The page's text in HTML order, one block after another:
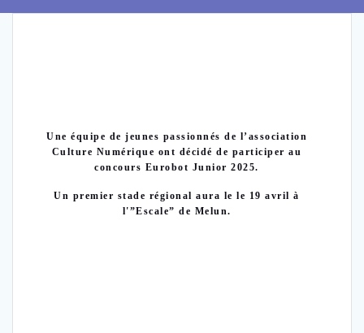
Une équipe de jeunes passionnés de l’association
Culture Numérique ont décidé de participer au
concours Eurobot Junior 2025.
Un premier stade régional aura le le 19 avril à
l'”Escale” de Melun.